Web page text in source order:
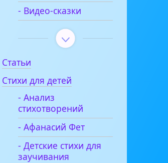
- Видео-сказки
Статьи
Стихи для детей
- Анализ
стихотворений
- Афанасий Фет
- Детские стихи для
заучивания